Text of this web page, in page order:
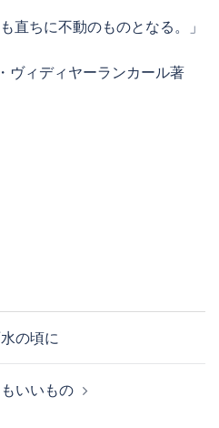
直ちに不動のものとなる。」
ヴィディヤーランカール著
の頃に
いいもの